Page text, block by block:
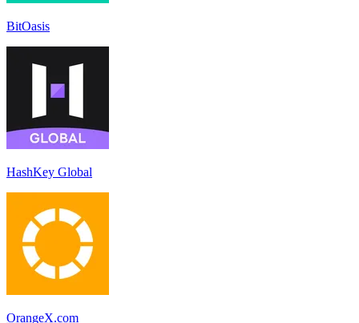
BitOasis
HashKey Global
OrangeX.com